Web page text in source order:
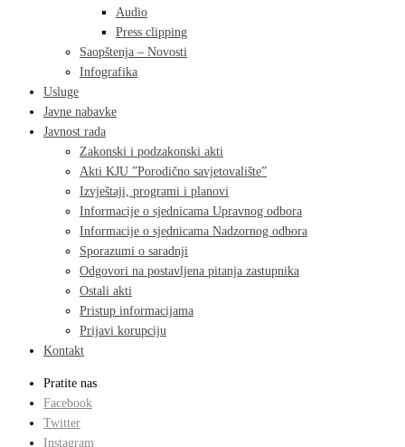
Audio
Press clipping
Saopštenja – Novosti
Infografika
Usluge
Javne nabavke
Javnost rada
Zakonski i podzakonski akti
Akti KJU ”Porodično savjetovalište”
Izvještaji, programi i planovi
Informacije o sjednicama Upravnog odbora
Informacije o sjednicama Nadzornog odbora
Sporazumi o saradnji
Odgovori na postavljena pitanja zastupnika
Ostali akti
Pristup informacijama
Prijavi korupciju
Kontakt
Pratite nas
Facebook
Twitter
Instagram